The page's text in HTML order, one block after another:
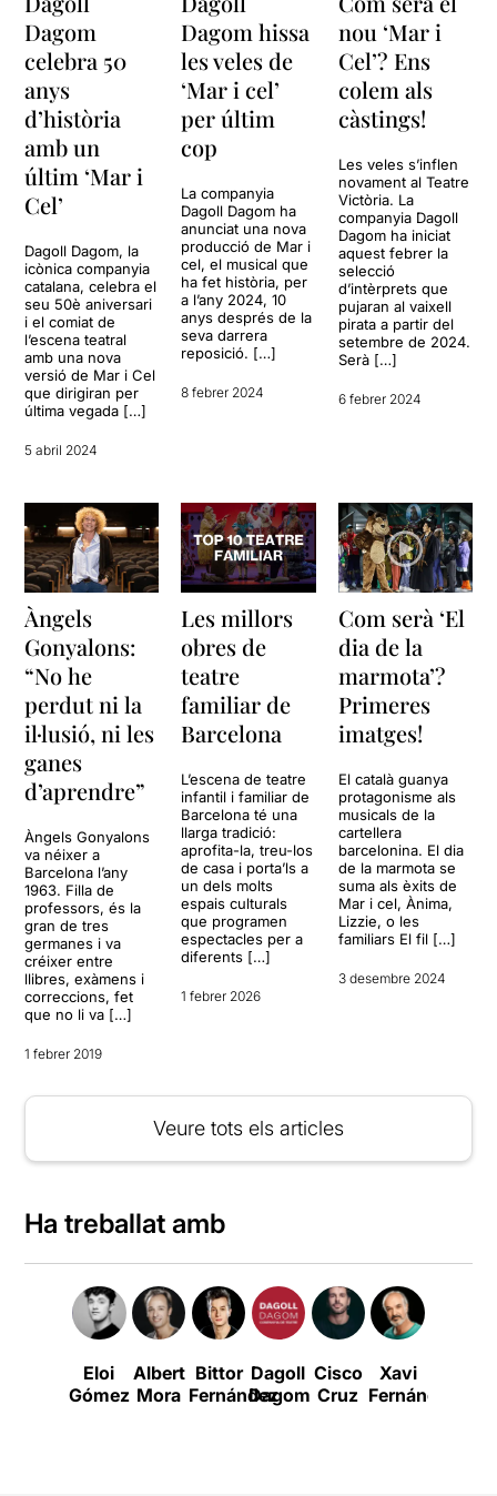
Dagom
celebra 50
anys
d’història
amb un
últim ‘Mar i
Cel’
Dagoll Dagom, la
icònica companyia
catalana, celebra el
seu 50è aniversari
i el comiat de
l’escena teatral
amb una nova
versió de Mar i Cel
que dirigiran per
última vegada […]
5 abril 2024
Dagom hissa
les veles de
‘Mar i cel’
per últim
cop
La companyia
Dagoll Dagom ha
anunciat una nova
producció de Mar i
cel, el musical que
ha fet història, per
a l’any 2024, 10
anys després de la
seva darrera
reposició. […]
8 febrer 2024
nou ‘Mar i
Cel’? Ens
colem als
càstings!
Les veles s’inflen
novament al Teatre
Victòria. La
companyia Dagoll
Dagom ha iniciat
aquest febrer la
selecció
d’intèrprets que
pujaran al vaixell
pirata a partir del
setembre de 2024.
Serà […]
6 febrer 2024
Àngels
Gonyalons:
“No he
perdut ni la
il·lusió, ni les
ganes
d’aprendre”
Àngels Gonyalons
va néixer a
Barcelona l’any
1963. Filla de
professors, és la
gran de tres
germanes i va
créixer entre
llibres, exàmens i
correccions, fet
que no li va […]
1 febrer 2019
Les millors
obres de
teatre
familiar de
Barcelona
L’escena de teatre
infantil i familiar de
Barcelona té una
llarga tradició:
aprofita-la, treu-los
de casa i porta’ls a
un dels molts
espais culturals
que programen
espectacles per a
diferents […]
1 febrer 2026
Com serà ‘El
dia de la
marmota’?
Primeres
imatges!
El català guanya
protagonisme als
musicals de la
cartellera
barcelonina. El dia
de la marmota se
suma als èxits de
Mar i cel, Ànima,
Lizzie, o les
familiars El fil […]
3 desembre 2024
Veure tots els articles
Ha treballat amb
Eloi
Gómez
Albert
Mora
Bittor
Fernández
Dagoll
Dagom
Cisco
Cruz
Xavi
Fernández